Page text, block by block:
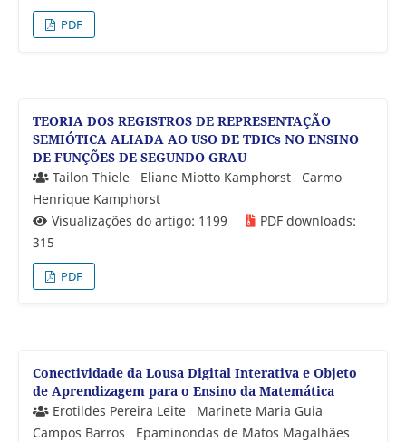
PDF
TEORIA DOS REGISTROS DE REPRESENTAÇÃO
SEMIÓTICA ALIADA AO USO DE TDICs NO ENSINO
DE FUNÇÕES DE SEGUNDO GRAU
Tailon Thiele Eliane Miotto Kamphorst Carmo
Henrique Kamphorst
Visualizações do artigo: 1199
PDF downloads:
315
PDF
Conectividade da Lousa Digital Interativa e Objeto
de Aprendizagem para o Ensino da Matemática
Erotildes Pereira Leite Marinete Maria Guia
Campos Barros Epaminondas de Matos Magalhães